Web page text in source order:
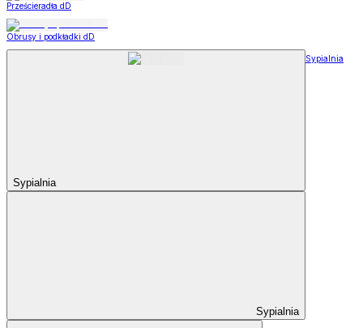
Prześcieradła dD
Obrusy i podkładki dD
Sypialnia
Sypialnia
Sypialnia